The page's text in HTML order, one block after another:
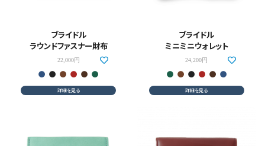
ブライドル
ラウンドファスナー財布
22,000円
詳細を見る
ブライドル
ミニミニウォレット
24,200円
詳細を見る